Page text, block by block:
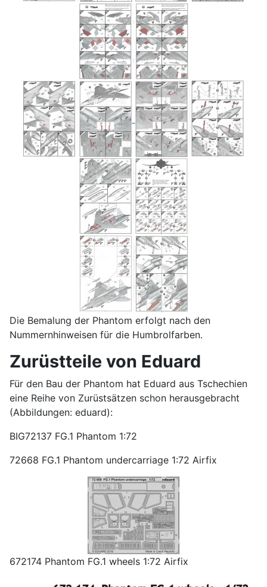
Die Bemalung der Phantom erfolgt nach den
Nummernhinweisen für die Humbrolfarben.
Zurüstteile von Eduard
Für den Bau der Phantom hat Eduard aus Tschechien
eine Reihe von Zurüstsätzen schon herausgebracht
(Abbildungen: eduard):
BIG72137 FG.1 Phantom 1:72
72668 FG.1 Phantom undercarriage 1:72 Airfix
672174 Phantom FG.1 wheels 1:72 Airfix